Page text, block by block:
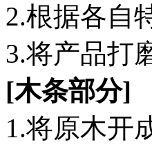
2.根据各自
3.将产品打
[木条部分]
1.将原木开